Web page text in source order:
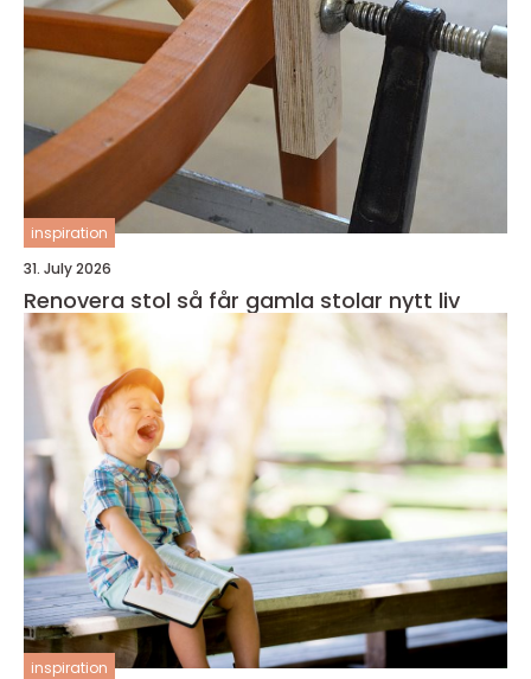
inspiration
31. July 2026
Renovera stol så får gamla stolar nytt liv
inspiration